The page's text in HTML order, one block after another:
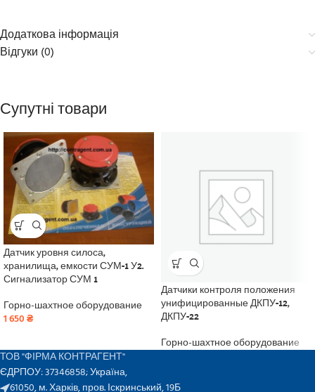
Додаткова інформація
Відгуки (0)
Супутні товари
Датчик уровня силоса,
хранилища, емкости СУМ-1 У2.
Сигнализатор СУМ 1
Горно-шахтное оборудование
1 650₴
Датчики контроля положения
унифицированные ДКПУ-12,
ДКПУ-22
Горно-шахтное оборудование
ТОВ "ФІРМА КОНТРАГЕНТ"
ЄДРПОУ: 37346858; Україна,
61050, м. Харків, пров. Іскринський, 19Б